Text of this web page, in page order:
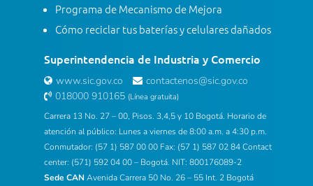
Programa de Mecanismo de Mejora
Cómo reciclar tus baterías y celulares dañados
Superintendencia de Industria y Comercio
www.sic.gov.co
contactenos@sic.gov.co
018000 910165 (Línea gratuita)
Carrera 13 No. 27 – 00, Pisos. 3,4,5 y 10 Bogotá. Horario de
atención al público: Lunes a viernes de 8:00 a.m. a 4:30 p.m.
Conmutador: (57 1) 587 00 00 Fax: (57 1) 587 02 84 Contact
center: (571) 592 04 00 – Bogotá. NIT: 800176089-2
Sede CAN Avenida Carrera 50 No. 26 – 55 Int. 2 Bogotá